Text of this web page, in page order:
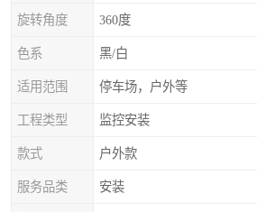
旋转角度 360度
色系 黑/白
适用范围 停车场，户外等
工程类型 监控安装
款式 户外款
服务品类 安装